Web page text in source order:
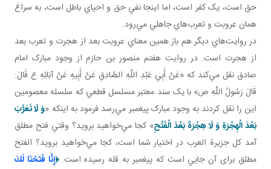
حق است، يک کفر است، اما اينجا نفي حق و احياي باطل است، به سراغ
همان عروبت و تعرب‌هاي جاهلي مي‌رود.
در روايت‌هاي ديگر هم باز همين معناي عروبت بعد از هجرت و تعرب بعد
از هجرت است. در روايت هفتم منصور بن حازم از وجود مبارک امام
صادق نقل مي‌کند که «عَنْ أَبِي عَبْدِ اللَّهِ الصَّادِقِ عَنْ أَبِيهِ عَنْ آبَائِهِ ع قَالَ:
قَالَ رَسُولُ اللَّهِ ص» با يک سند معتبر مسلسل قطعي که سلسله معصومين
اين را نقل کردند به وجود مبارک پيغمبر مي‌رسد فرمود به اينکه «وَ لَا تَعَرُّبَ
بَعْدَ الْهِجْرَةِ وَ لَا هِجْرَةَ بَعْدَ الْفَتْحِ» کجا مي‌خواهيد برويد؟ وقتي فتح مطلق
آمد کل جزيرة العرب در اختيار شما است، کجا مي‌خواهيد برويد؟ الفتح
مطلق برای آن جايي است که پيغمبر به قله رسيده است. ﴿إِنَّا فَتَحْنَا لَكَ